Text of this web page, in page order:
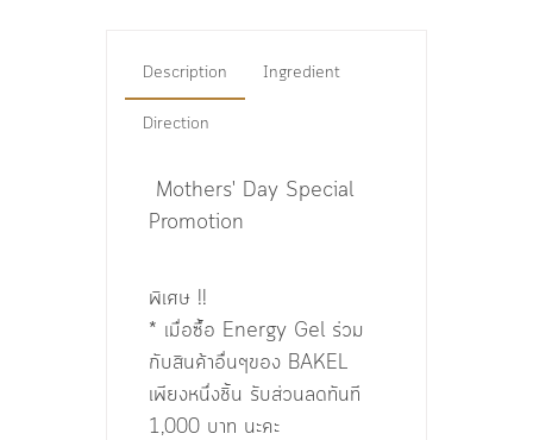
Description Ingredient
Direction
Mothers' Day Special
Promotion
พิเศษ !!
* เมื่อซื้อ Energy Gel ร่วม
กับสินค้าอื่นๆของ BAKEL
เพียงหนึ่งชิ้น รับส่วนลดทันที
1,000 บาท นะคะ